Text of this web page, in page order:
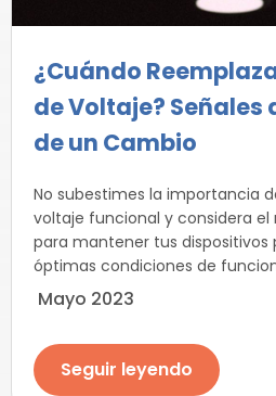
¿Cuándo
de Voltaje? Señales
de un Cambio
No subestimes la importancia
voltaje funcional y considera
para mantener tus dispositivos
óptimas condiciones de
Mayo 2023
Seguir leyendo